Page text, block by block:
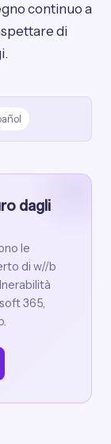
continuo a
di
dagli
le
di w//b
365,